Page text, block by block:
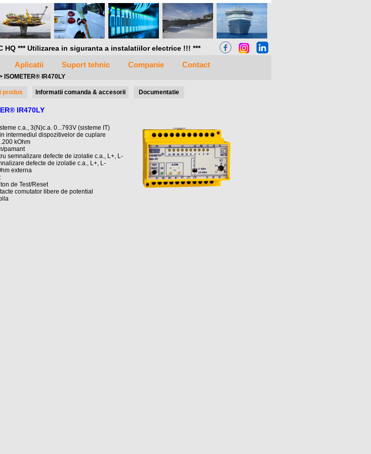
HQ *** Utilizarea in siguranta a instalatiilor electrice !!! ***
Aplicatii Suport tehnic Companie Contact
ISOMETER® IR470LY
produs Informatii comanda & accesorii Documentatie
IR470LY
c.a., 3(N)c.a. 0...793V (sisteme IT)
intermediul dispozitivelor de cuplare
kOhm
pamant
semnalizare defecte de izolatie c.a., L+, L-
defecte de izolatie c.a., L+, L-
externa
de Test/Reset
comutator libere de potential